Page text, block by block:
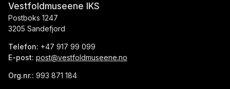
Vestfoldmuseene IKS
Postboks 1247
3205 Sandefjord
Telefon: +47 917 99 099
E-post: post@vestfoldmuseene.no
Org.nr.: 993 871 184